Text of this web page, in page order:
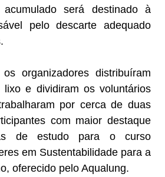
será destinado à
pelo descarte adequado
organizadores distribuíram
e dividiram os voluntários
por cerca de duas
com maior destaque
de estudo para o curso
em Sustentabilidade para a
oferecido pelo Aqualung.